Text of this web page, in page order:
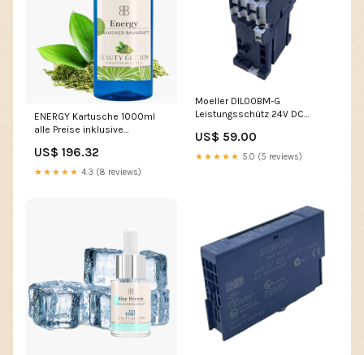
ENERGY Kartusche 1000ml
alle Preise inklusive
St 392,64€
US$ 196.32
★★★★★ 4.3 (8 reviews)
Moeller DIL00BM-G
Leistungsschütz 24V DC
US$ 59.00
★★★★★ 5.0 (5 reviews)